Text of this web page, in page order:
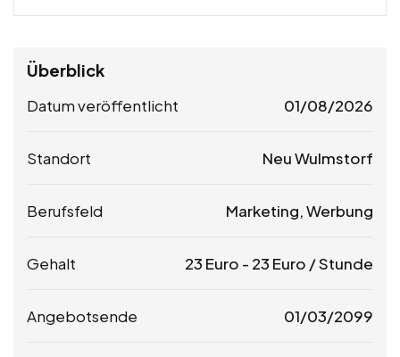
Überblick
Datum veröffentlicht 01/08/2026
Standort Neu Wulmstorf
Berufsfeld Marketing, Werbung
Gehalt 23 Euro - 23 Euro / Stunde
Angebotsende 01/03/2099